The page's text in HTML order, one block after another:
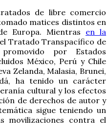
de libre comercio
matices distintos en
Europa. Mientras en la
Tratado Transpacífico de
promovido por Estados
México, Perú y Chile
Zelanda, Malasia, Brunei,
ha tenido un carácter
cultural y los efectos
de derechos de autor y
sigue teniendo un
movilizaciones contra el